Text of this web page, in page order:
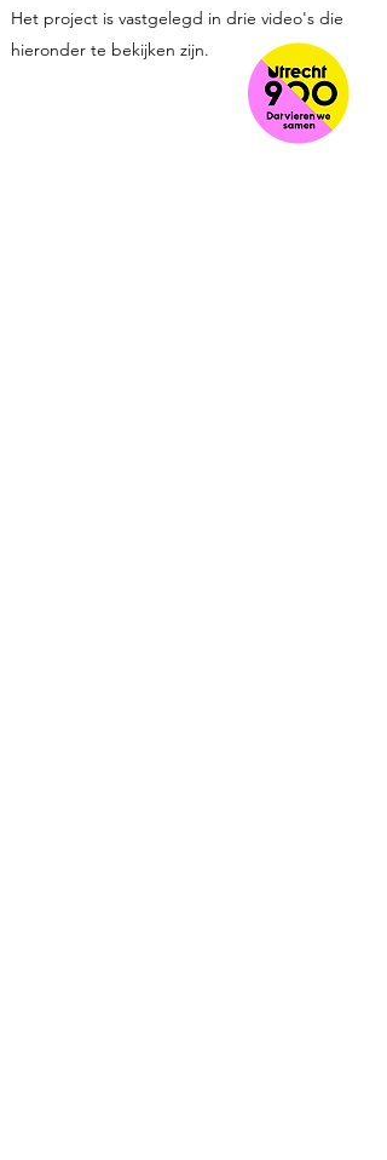
Het project is vastgelegd in drie video's die
hieronder te bekijken zijn.